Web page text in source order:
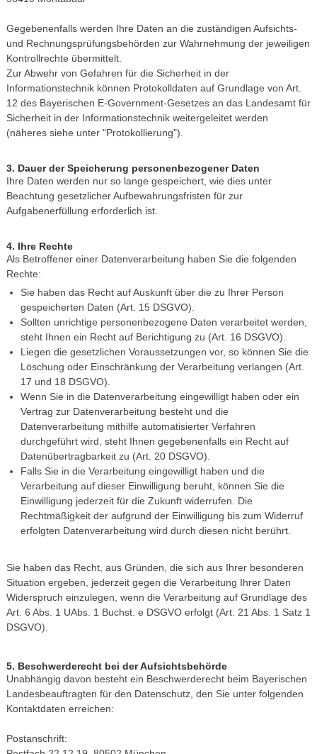
Gegebenenfalls werden Ihre Daten an die zuständigen Aufsichts-
und Rechnungsprüfungsbehörden zur Wahrnehmung der jeweiligen
Kontrollrechte übermittelt.
Zur Abwehr von Gefahren für die Sicherheit in der
Informationstechnik können Protokolldaten auf Grundlage von Art.
12 des Bayerischen E-Government-Gesetzes an das Landesamt für
Sicherheit in der Informationstechnik weitergeleitet werden
(näheres siehe unter "Protokollierung").
3. Dauer der Speicherung personenbezogener Daten
Ihre Daten werden nur so lange gespeichert, wie dies unter
Beachtung gesetzlicher Aufbewahrungsfristen für zur
Aufgabenerfüllung erforderlich ist.
4. Ihre Rechte
Als Betroffener einer Datenverarbeitung haben Sie die folgenden
Rechte:
Sie haben das Recht auf Auskunft über die zu Ihrer Person
gespeicherten Daten (Art. 15 DSGVO).
Sollten unrichtige personenbezogene Daten verarbeitet werden,
steht Ihnen ein Recht auf Berichtigung zu (Art. 16 DSGVO).
Liegen die gesetzlichen Voraussetzungen vor, so können Sie die
Löschung oder Einschränkung der Verarbeitung verlangen (Art.
17 und 18 DSGVO).
Wenn Sie in die Datenverarbeitung eingewilligt haben oder ein
Vertrag zur Datenverarbeitung besteht und die
Datenverarbeitung mithilfe automatisierter Verfahren
durchgeführt wird, steht Ihnen gegebenenfalls ein Recht auf
Datenübertragbarkeit zu (Art. 20 DSGVO).
Falls Sie in die Verarbeitung eingewilligt haben und die
Verarbeitung auf dieser Einwilligung beruht, können Sie die
Einwilligung jederzeit für die Zukunft widerrufen. Die
Rechtmäßigkeit der aufgrund der Einwilligung bis zum Widerruf
erfolgten Datenverarbeitung wird durch diesen nicht berührt.
Sie haben das Recht, aus Gründen, die sich aus Ihrer besonderen
Situation ergeben, jederzeit gegen die Verarbeitung Ihrer Daten
Widerspruch einzulegen, wenn die Verarbeitung auf Grundlage des
Art. 6 Abs. 1 UAbs. 1 Buchst. e DSGVO erfolgt (Art. 21 Abs. 1 Satz 1
DSGVO).
5. Beschwerderecht bei der Aufsichtsbehörde
Unabhängig davon besteht ein Beschwerderecht beim Bayerischen
Landesbeauftragten für den Datenschutz, den Sie unter folgenden
Kontaktdaten erreichen:
Postanschrift: